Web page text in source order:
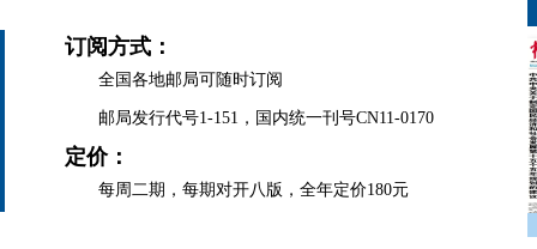
订阅方式：
全国各地邮局可随时订阅
邮局发行代号1-151，国内统一刊号CN11-0170
定价：
每周二期，每期对开八版，全年定价180元